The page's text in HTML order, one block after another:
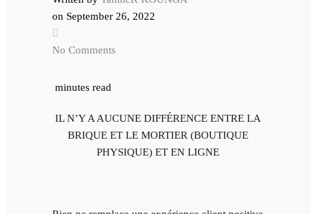
on September 26, 2022
No Comments
minutes read
IL N’Y A AUCUNE DIFFÉRENCE ENTRE LA
BRIQUE ET LE MORTIER (BOUTIQUE
PHYSIQUE) ET EN LIGNE